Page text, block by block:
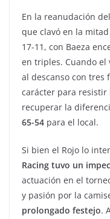
En la reanudación
que clavó en la
17-11, con Baeza
en triples. Cuando
al descanso con tres
carácter para resistir
recuperar la
65-54 para el local.
Si bien el Rojo lo
Racing tuvo un
actuación en el
y pasión por la
prolongado festejo.